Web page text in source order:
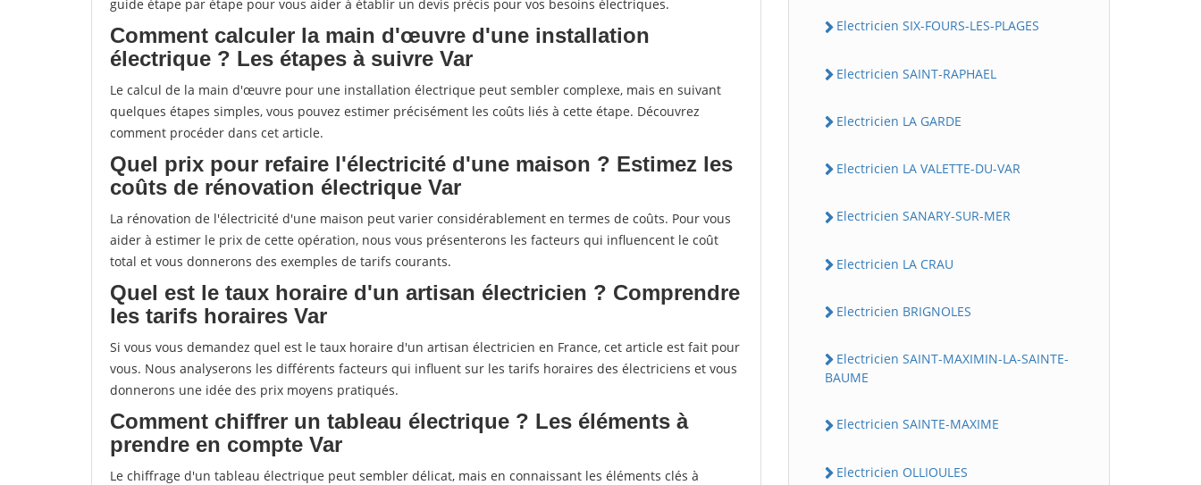
guide étape par étape pour vous aider à établir un devis précis pour vos besoins électriques.
Comment calculer la main d'œuvre d'une installation
électrique ? Les étapes à suivre Var
Le calcul de la main d'œuvre pour une installation électrique peut sembler complexe, mais en suivant
quelques étapes simples, vous pouvez estimer précisément les coûts liés à cette étape. Découvrez
comment procéder dans cet article.
Quel prix pour refaire l'électricité d'une maison ? Estimez les
coûts de rénovation électrique Var
La rénovation de l'électricité d'une maison peut varier considérablement en termes de coûts. Pour vous
aider à estimer le prix de cette opération, nous vous présenterons les facteurs qui influencent le coût
total et vous donnerons des exemples de tarifs courants.
Quel est le taux horaire d'un artisan électricien ? Comprendre
les tarifs horaires Var
Si vous vous demandez quel est le taux horaire d'un artisan électricien en France, cet article est fait pour
vous. Nous analyserons les différents facteurs qui influent sur les tarifs horaires des électriciens et vous
donnerons une idée des prix moyens pratiqués.
Comment chiffrer un tableau électrique ? Les éléments à
prendre en compte Var
Le chiffrage d'un tableau électrique peut sembler délicat, mais en connaissant les éléments clés à
Electricien SIX-FOURS-LES-PLAGES
Electricien SAINT-RAPHAEL
Electricien LA GARDE
Electricien LA VALETTE-DU-VAR
Electricien SANARY-SUR-MER
Electricien LA CRAU
Electricien BRIGNOLES
Electricien SAINT-MAXIMIN-LA-SAINTE-
BAUME
Electricien SAINTE-MAXIME
Electricien OLLIOULES